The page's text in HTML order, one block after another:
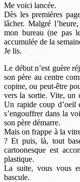
Me voici lancée.
Dès les premières
lâcher. Malgré
mon bureau (ne pas
accumulée de la
Je lis.
Le début n’est guère
son père au centre
copine, ou peut-être
vers la sortie. Vite, un
Un rapide coup d’oeil
s’engouffrer dans la
son père démarre.
Mais on frappe à la
? Et puis, là, tout
cartoonesque est
plastique.
La suite, vous vous
bascule.